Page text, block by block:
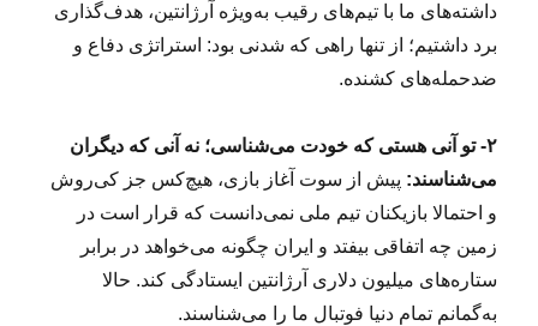
داشته‌های ما با تیم‌های رقیب به‌ویژه آرژانتین، هدف‌گذاری
برد داشتیم؛ از تنها راهی که شدنی بود: استراتژی دفاع و
ضدحمله‌های کشنده.
۲- تو آنی هستی که خودت می‌شناسی؛ نه آنی که دیگران
می‌شناسند: پیش از سوت آغاز بازی، هیچ‌کس جز کی‌روش
و احتمالا بازیکنان تیم ملی نمی‌دانست که قرار است در
زمین چه اتفاقی بیفتد و ایران چگونه می‌خواهد در برابر
ستاره‌های میلیون دلاری آرژانتین ایستادگی کند. حالا
به‌گمانم تمام دنیا فوتبال ما را می‌شناسند.